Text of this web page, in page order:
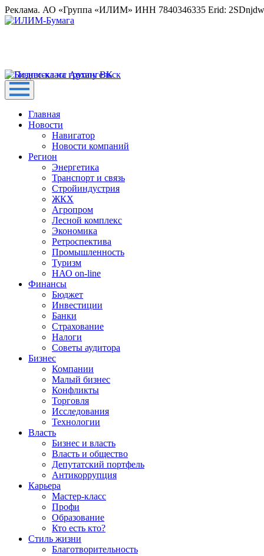
Реклама. АО «Группа «ИЛИМ» ИНН 7840346335 Erid:
Главная
Новости
Навигатор
Новости компаний
Регион
Энергетика
Транспорт и связь
Стройиндустрия
ЖКХ
Агропром
Лесной комплекс
Экономика
Ретроспектива
Промышленность
Туризм
НАО on-line
Финансы
Бюджет
Инвестиции
Банки
Страхование
Налоги
Советы аудитора
Бизнес
Компании
Малый бизнес
Конфликты
Торговля
Исследования
Технологии
Власть
Бизнес и власть
Власть и общество
Депутатский портфель
Антикоррупция
Карьера
Мастер-класс
Профи
Образование
Кто есть кто?
Стиль жизни
Благотворительность